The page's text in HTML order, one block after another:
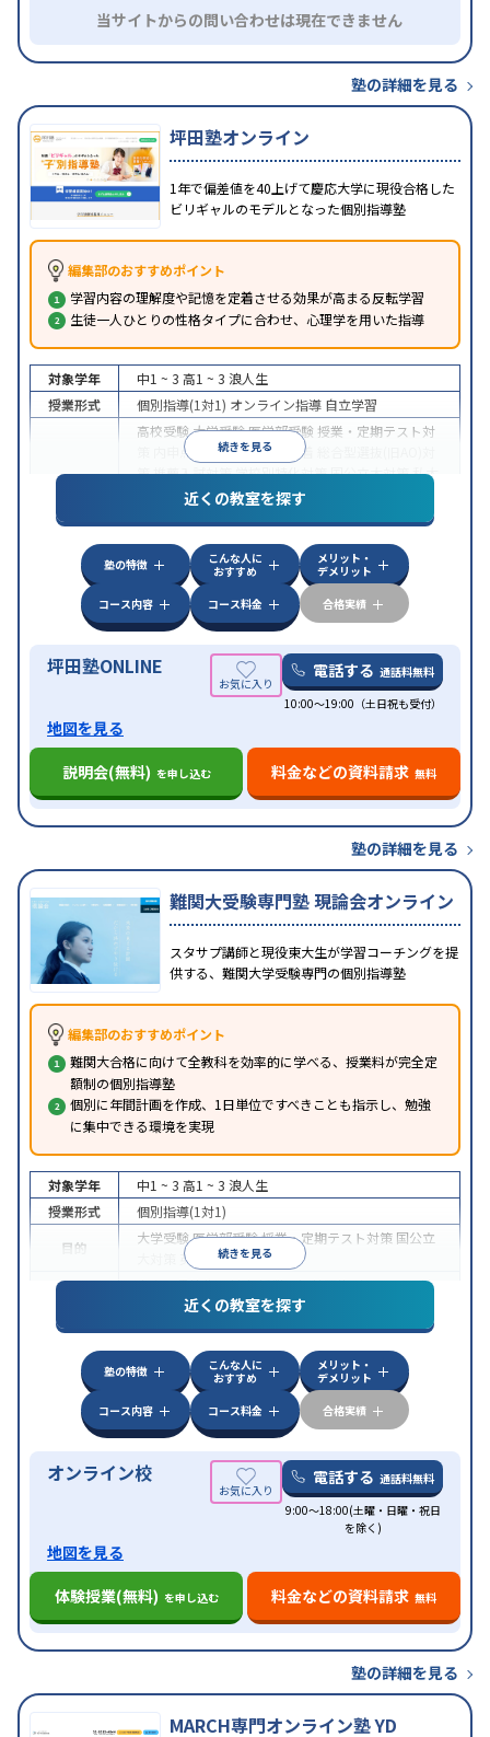
当サイトからの問い合わせは現在できません
塾の詳細を見る
坪田塾オンライン
1年で偏差値を40上げて慶応大学に現役合格した
ビリギャルのモデルとなった個別指導塾
編集部のおすすめポイント
学習内容の理解度や記憶を定着させる効果が高まる反転学習
生徒一人ひとりの性格タイプに合わせ、心理学を用いた指導
続きを見る
対象学年 中1 ~ 3 高1 ~ 3 浪人生
授業形式
個別指導(1対1) オンライン指導 自立学習
高校受験大学受験医学部受験 授業・定期テスト対
内申点対策学習習慣の定着
策推薦入試対策学校別特化対策国公立大対策私大
共通テスト対策英検(英語検定)対策
その
特徴
中高一貫校生に対応授業の振替可能 不登校生に対
学習にPC・タブレットを利用オンライン対応
科目から受講可能季節講習のみの受講可発達障害
の子どもに対応
近くの教室を探す
塾の特徴
こんな人に
おすすめ
メリット・
デメリット
コース内容
コース料金 合格実績
坪田塾ONLINE 電話する 通話料無料
10:00～19:00（土日祝も受付）
地図を見る
説明会(無料) を申し込む 料金などの資料請求 無料
塾の詳細を見る
難関大受験専門塾 現論会オンライン
スタサプ講師と現役東大生が学習コーチングを提
供する、難関大学受験専門の個別指導塾
編集部のおすすめポイント
難関大合格に向けて全教科を効率的に学べる、授業料が完全定
額制の個別指導塾
個別に年間計画を作成、1日単位ですべきことも指示し、勉強
に集中できる環境を実現
続きを見る
対象学年 中1 ~ 3 高1 ~ 3 浪人生
授業形式
個別指導(1対1)
目的
大学受験医学部受験授業・定期テスト対策 国公立
英検(英語検定)対策
中高一貫校生に対応授業の振替可能オンライン対
自習室あり
近くの教室を探す
塾の特徴
こんな人に
おすすめ
メリット・
デメリット
コース内容
コース料金 合格実績
オンライン校 電話する 通話料無料
9:00～18:00(土曜・日曜・祝日
を除く)
地図を見る
体験授業(無料) を申し込む 料金などの資料請求 無料
塾の詳細を見る
MARCH専門オンライン塾 YD